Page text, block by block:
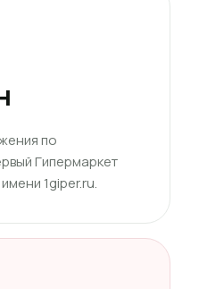
по
Гипермаркет
1giper.ru.